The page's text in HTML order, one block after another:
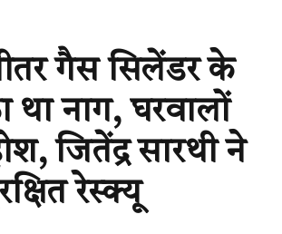
गैस सिलेंडर के
था नाग, घरवालों
जितेंद्र सारथी ने
रेस्क्यू